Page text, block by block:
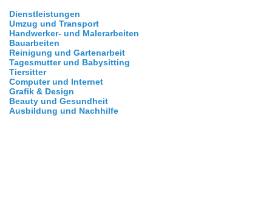
Dienstleistungen
Umzug und Transport
Handwerker- und Malerarbeiten
Bauarbeiten
Reinigung und Gartenarbeit
Tagesmutter und Babysitting
Tiersitter
Computer und Internet
Grafik & Design
Beauty und Gesundheit
Ausbildung und Nachhilfe